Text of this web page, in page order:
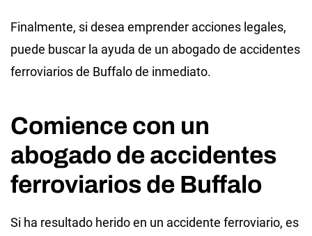
Finalmente, si desea emprender acciones legales,
puede buscar la ayuda de un abogado de accidentes
ferroviarios de Buffalo de inmediato.
Comience con un
abogado de accidentes
ferroviarios de Buffalo
Si ha resultado herido en un accidente ferroviario, es